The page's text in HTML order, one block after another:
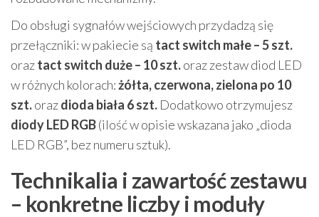
Do obsługi sygnałów wejściowych przydadzą się
przełączniki: w pakiecie są tact switch małe – 5 szt.
oraztact switch duże – 10 szt.oraz zestaw diod LED
w różnych kolorach:żółta, czerwona, zielona po 10
szt.orazdioda biała 6 szt. Dodatkowo otrzymujesz
diody LED RGB(ilość w opisie wskazana jako „dioda
LED RGB”, bez numeru sztuk).
Technikalia i zawartość zestawu
– konkretne liczby i moduły